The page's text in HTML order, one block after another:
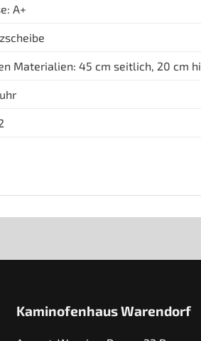
A+
Materialien: 45 cm seitlich, 20 cm
Kaminofenhaus Warendorf